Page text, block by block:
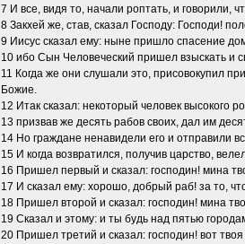
7 И все, видя то, начали роптать, и говорили,
8 Закхей же, став, сказал Господу: Господи!
9 Иисус сказал ему: ныне пришло спасение
10 ибо Сын Человеческий пришел взыскать и
11 Когда же они слушали это, присовокупил
Божие.
12 Итак сказал: некоторый человек высокого
13 призвав же десять рабов своих, дал им
14 Но граждане ненавидели его и отправили
15 И когда возвратился, получив царство,
16 Пришел первый и сказал: господин! мина
17 И сказал ему: хорошо, добрый раб! за то,
18 Пришел второй и сказал: господин! мина
19 Сказал и этому: и ты будь над пятью
20 Пришел третий и сказал: господин! вот